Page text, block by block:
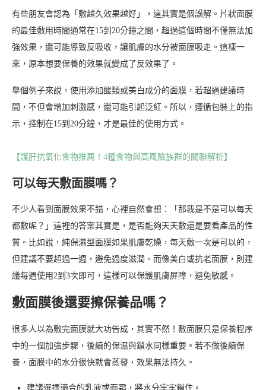
有些朋友會認為「敷越久效果越好」，這其實是個誤解。片狀面膜
的最佳敷用時間通常在15到20分鐘之間，超過這個時間不僅無法加
強效果，還可能導致反吸收，讓肌膚的水分被面膜吸走。這樣一
來，原本想要保養的效果就變成了反效果了。
舉個例子來說，使用添加酸類或美白成分的面膜，若超過建議時
間，不但會增加刺激感，還可能引起泛紅。所以，遵循包裝上的指
示，控制在15到20分鐘，才是最佳的使用方式。
【護肝抗氧化食物推薦！4種食物與高風險族群的關聯解析】
可以每天敷面膜嗎？
不少人看到面膜效果不錯，心裡自然會想：「那我是不是可以每天
都敷呢？」這裡的答案其實是，是否能夠天天敷還是要看產品的性
質。比如說，純保濕型面膜如果肌膚乾燥，每天敷一次是可以的，
但建議不要超過一週，避免過度滋潤。而像美白或抗老面膜，則建
議每週使用2到3次即可，這樣可以保護肌膚屏障，避免敏感。
敷面膜後還要擦保養品嗎？
很多人以為敷完面膜就大功告成，其實不然！敷面膜只是保養程序
中的一個加強步驟，後續的保濕與鎖水同樣重要。若不做後續保
養，面膜中的水分很快就會蒸發，效果無法持久。
建議選擇適合的乳液或面霜，將水分牢牢鎖住。